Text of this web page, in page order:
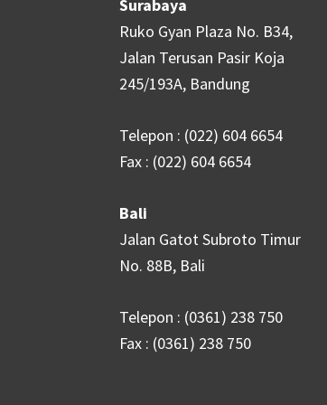
Surabaya
Ruko Gyan Plaza No. B34,
Jalan Terusan Pasir Koja
245/193A, Bandung
Telepon : (022) 604 6654
Fax : (022) 604 6654
Bali
Jalan Gatot Subroto Timur
No. 88B, Bali
Telepon : (0361) 238 750
Fax : (0361) 238 750